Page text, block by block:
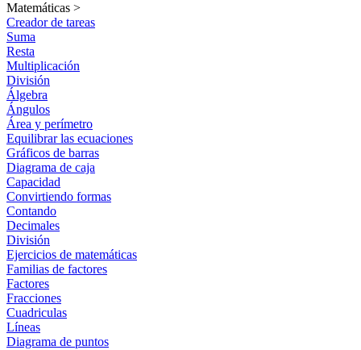
Matemáticas >
Creador de tareas
Suma
Resta
Multiplicación
División
Álgebra
Ángulos
Área y perímetro
Equilibrar las ecuaciones
Gráficos de barras
Diagrama de caja
Capacidad
Convirtiendo formas
Contando
Decimales
División
Ejercicios de matemáticas
Familias de factores
Factores
Fracciones
Cuadriculas
Líneas
Diagrama de puntos